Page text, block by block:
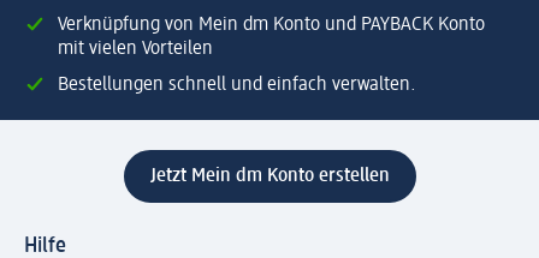
Verknüpfung von Mein dm Konto und PAYBACK Konto
mit vielen Vorteilen
Bestellungen schnell und einfach verwalten.
Jetzt Mein dm Konto erstellen
Hilfe